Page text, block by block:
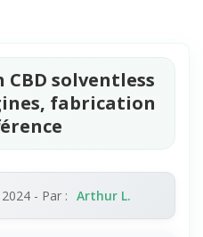
solventless
fabrication
- Par : Arthur L.